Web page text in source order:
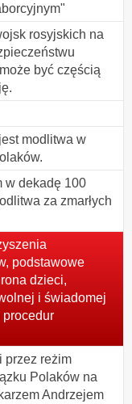
rosyjskich na
być częścią
modlitwa w
w dekadę 100
za zmarłych
podstawowe
dzieci,
i świadomej
przez reżim
Polaków na
Andrzejem